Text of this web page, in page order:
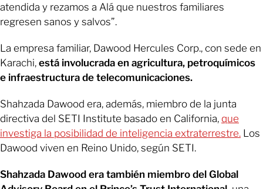
atendida y rezamos a Alá que nuestros familiares
regresen sanos y salvos”.
La empresa familiar, Dawood Hercules Corp., con sede en
Karachi, está involucrada en agricultura, petroquímicos
e infraestructura de telecomunicaciones.
Shahzada Dawood era, además, miembro de la junta
directiva del SETI Institute basado en California, que
investiga la posibilidad de inteligencia extraterrestre. Los
Dawood viven en Reino Unido, según SETI.
Shahzada Dawood era también miembro del Global